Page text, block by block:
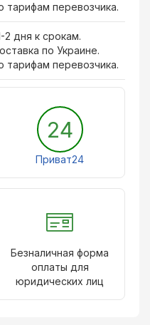
тарифам перевозчика.
2 дня к срокам.
по Украине.
тарифам перевозчика.
24
Приват24
Безналичная форма
оплаты для
юридических лиц